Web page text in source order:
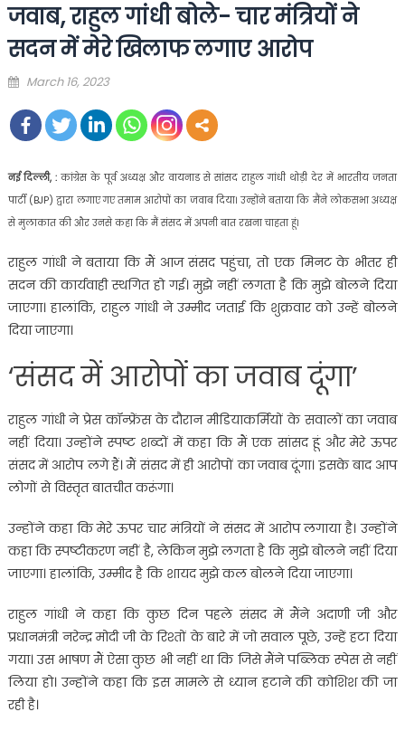
जवाब, राहुल गांधी बोले- चार मंत्रियों ने
सदन में मेरे खिलाफ लगाए आरोप
Posted
March 16, 2023
नई दिल्ली, : कांग्रेस के पूर्व अध्यक्ष और वायनाड से सांसद राहुल गांधी थोड़ी देर में भारतीय जनता
पार्टी (BJP) द्वारा लगाए गए तमाम आरोपों का जवाब दिया। उन्होंने बताया कि मैंने लोकसभा अध्यक्ष
से मुलाकात की और उनसे कहा कि मैं संसद में अपनी बात रखना चाहता हूं।
राहुल गांधी ने बताया कि मैं आज संसद पहुंचा, तो एक मिनट के भीतर ही
सदन की कार्यवाही स्थगित हो गई। मुझे नहीं लगता है कि मुझे बोलने दिया
जाएगा। हालांकि, राहुल गांधी ने उम्मीद जताई कि शुक्रवार को उन्हें बोलने
दिया जाएगा।
‘संसद में आरोपों का जवाब दूंगा’
राहुल गांधी ने प्रेस कॉन्फ्रेंस के दौरान मीडियाकर्मियों के सवालों का जवाब
नहीं दिया। उन्होंने स्पष्ट शब्दों में कहा कि मैं एक सांसद हूं और मेरे ऊपर
संसद में आरोप लगे हैं। मैं संसद में ही आरोपों का जवाब दूंगा। इसके बाद आप
लोगों से विस्तृत बातचीत करूंगा।
उन्होंने कहा कि मेरे ऊपर चार मंत्रियों ने संसद में आरोप लगाया है। उन्होंने
कहा कि स्पष्टीकरण नहीं है, लेकिन मुझे लगता है कि मुझे बोलने नहीं दिया
जाएगा। हालांकि, उम्मीद है कि शायद मुझे कल बोलने दिया जाएगा।
राहुल गांधी ने कहा कि कुछ दिन पहले संसद में मैंने अदाणी जी और
प्रधानमंत्री नरेन्द्र मोदी जी के रिश्तों के बारे में जो सवाल पूछे, उन्हें हटा दिया
गया। उस भाषण मैं ऐसा कुछ भी नहीं था कि जिसे मैंने पब्लिक स्पेस से नहीं
लिया हो। उन्होंने कहा कि इस मामले से ध्यान हटाने की कोशिश की जा
रही है।